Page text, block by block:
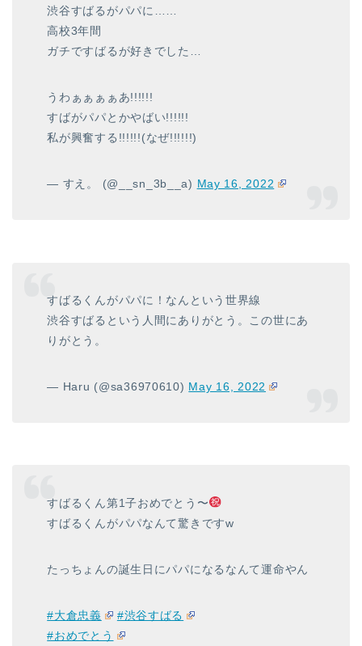
渋谷すばるがパパに……
高校3年間
ガチですばるが好きでした…
うわぁぁぁぁあ!!!!!!
すばがパパとかやばい!!!!!!
私が興奮する!!!!!!(なぜ!!!!!!)
— すえ。 (@__sn_3b__a) May 16, 2022
すばるくんがパパに！なんという世界線
渋谷すばるという人間にありがとう。この世にあ
りがとう。
— Haru (@sa36970610) May 16, 2022
すばるくん第1子おめでとう〜
すばるくんがパパなんて驚きですw
たっちょんの誕生日にパパになるなんて運命やん
#大倉忠義
#渋谷すばる
#おめでとう